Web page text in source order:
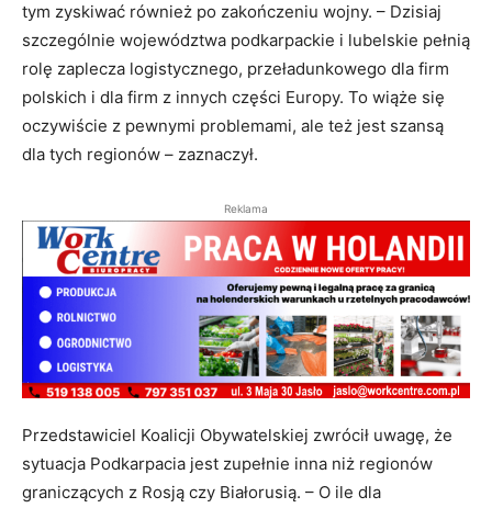
tym zyskiwać również po zakończeniu wojny. – Dzisiaj
szczególnie województwa podkarpackie i lubelskie pełnią
rolę zaplecza logistycznego, przeładunkowego dla firm
polskich i dla firm z innych części Europy. To wiąże się
oczywiście z pewnymi problemami, ale też jest szansą
dla tych regionów – zaznaczył.
Reklama
Przedstawiciel Koalicji Obywatelskiej zwrócił uwagę, że
sytuacja Podkarpacia jest zupełnie inna niż regionów
graniczących z Rosją czy Białorusią. – O ile dla